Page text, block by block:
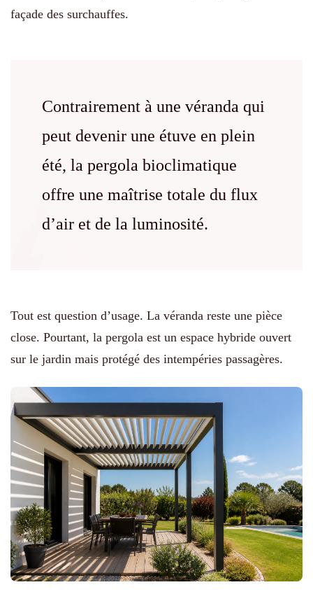
façade des surchauffes.
Contrairement à une véranda qui
peut devenir une étuve en plein
été, la pergola bioclimatique
offre une maîtrise totale du flux
d’air et de la luminosité.
Tout est question d’usage. La véranda reste une pièce
close. Pourtant, la pergola est un espace hybride ouvert
sur le jardin mais protégé des intempéries passagères.